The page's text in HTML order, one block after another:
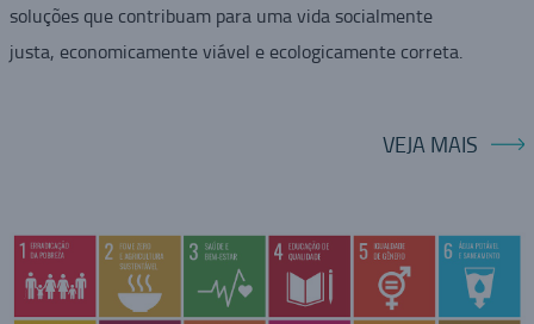
soluções que contribuam para uma vida socialmente
justa, economicamente viável e ecologicamente correta.
VEJA MAIS